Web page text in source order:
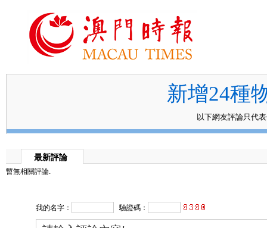
新增24種
以下網友評論只代
最新評論
暫無相關評論.
我的名字： 驗證碼：